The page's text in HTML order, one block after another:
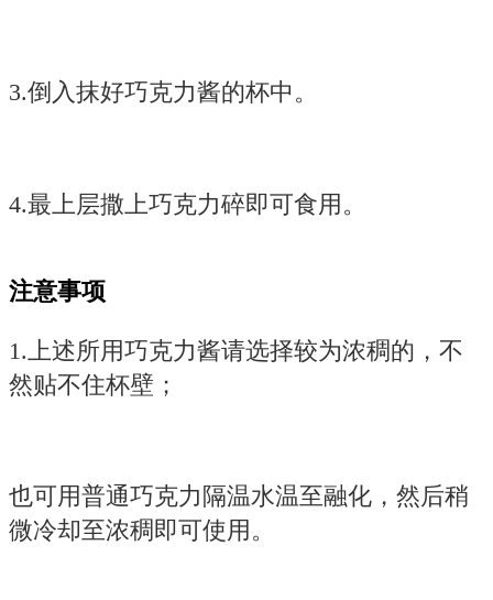
3.倒入抹好巧克力酱的杯中。
4.最上层撒上巧克力碎即可食用。
注意事项
1.上述所用巧克力酱请选择较为浓稠的，不
然贴不住杯壁；
也可用普通巧克力隔温水温至融化，然后稍
微冷却至浓稠即可使用。